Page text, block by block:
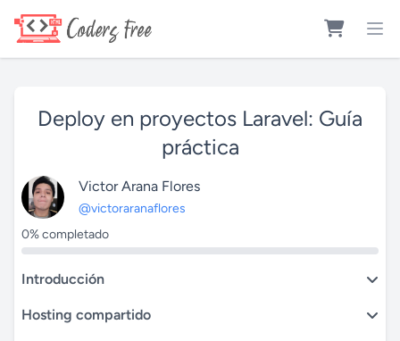
Deploy en proyectos Laravel: Guía
práctica
Victor Arana Flores
@victoraranaflores
0% completado
Introducción
Hosting compartido